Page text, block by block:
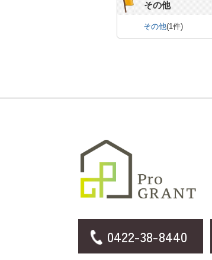
その他
その他(1件)
0422-38-8440